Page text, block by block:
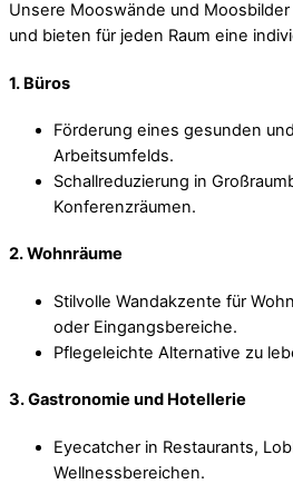
Unsere Mooswände und
und bieten für jeden Raum eine
1. Büros
Förderung eines gesunden
Arbeitsumfelds.
Schallreduzierung in
Konferenzräumen.
2. Wohnräume
Stilvolle Wandakzente für
oder Eingangsbereiche.
Pflegeleichte Alternative zu
3. Gastronomie und Hotellerie
Eyecatcher in Restaurants,
Wellnessbereichen.